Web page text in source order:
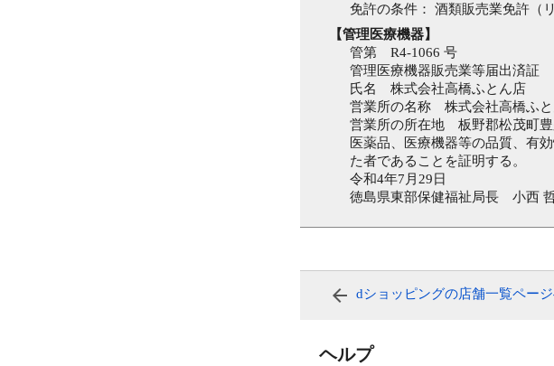
免許の条件： 酒類販売業免許（
【管理医療機器】
管第 R4-1066 号
管理医療機器販売業等届出済証
氏名 株式会社高橋ふとん店
営業所の名称 株式会社高橋ふ
営業所の所在地 板野郡松茂町豊
医薬品、医療機器等の品質、有
た者であることを証明する。
令和4年7月29日
徳島県東部保健福祉局長 小西
dショッピングの店舗一覧ペー
ヘルプ